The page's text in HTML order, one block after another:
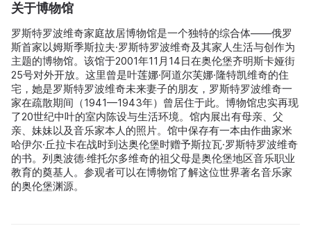
关于博物馆
罗斯特罗波维奇家庭故居博物馆是一个独特的综合体——俄罗
斯首家以姆斯季斯拉夫·罗斯特罗波维奇及其家人生活与创作为
主题的博物馆。该馆于2001年11月14日在奥伦堡齐明斯卡娅街
25号对外开放。这里曾是叶莲娜·阿道尔芙娜·隆特凯维奇的住
宅，她是罗斯特罗波维奇未来妻子的朋友，罗斯特罗波维奇一
家在疏散期间（1941—1943年）曾居住于此。博物馆忠实再现
了20世纪中叶的室内陈设与生活环境。馆内展出有母亲、父
亲、妹妹以及音乐家本人的照片。馆中保存有一本由作曲家米
哈伊尔·丘拉卡在战时到达奥伦堡时赠予斯拉瓦·罗斯特罗波维奇
的书。列奥波德·维托尔多维奇的祖父母是奥伦堡地区音乐职业
教育的奠基人。参观者可以在博物馆了解这位世界著名音乐家
的奥伦堡渊源。